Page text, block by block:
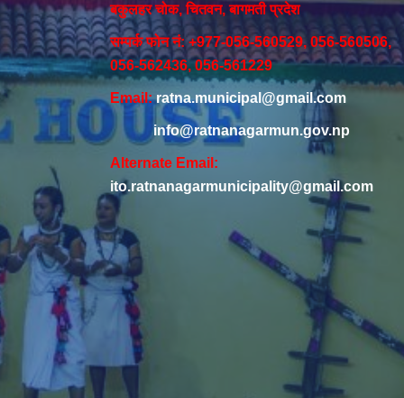
बकुलहर चोक, चितवन, बागमती प्रदेश
सम्पर्क फोन नं: +977-056-560529, 056-560506,
056-562436, 056-561229
Email:ratna.municipal@gmail.com
info@ratnanagarmun.gov.np
Alternate Email:
ito.ratnanagarmunicipality@gmail.com